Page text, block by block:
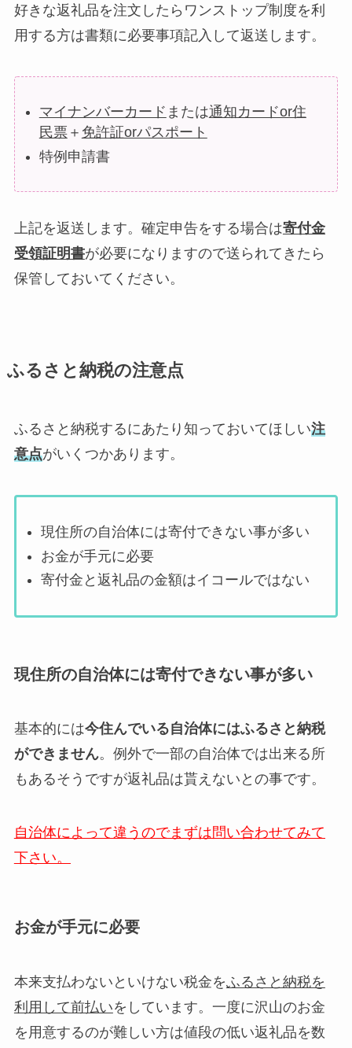
好きな返礼品を注文したらワンストップ制度を利
用する方は書類に必要事項記入して返送します。
マイナンバーカード または通知カードor住
民票＋ 免許証orパスポート
特例申請書
上記を返送します。確定申告をする場合は寄付金
受領証明書が必要になりますので送られてきたら
保管しておいてください。
ふるさと納税の注意点
ふるさと納税するにあたり知っておいてほしい注
意点がいくつかあります。
現住所の自治体には寄付できない事が多い
お金が手元に必要
寄付金と返礼品の金額はイコールではない
現住所の自治体には寄付できない事が多い
基本的には今住んでいる自治体にはふるさと納税
ができません。例外で一部の自治体では出来る所
もあるそうですが返礼品は貰えないとの事です。
自治体によって違うのでまずは問い合わせてみて
下さい。
お金が手元に必要
本来支払わないといけない税金をふるさと納税を
利用して前払いをしています。一度に沢山のお金
を用意するのが難しい方は値段の低い返礼品を数